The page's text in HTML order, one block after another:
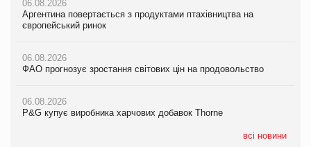
06.08.2026
Аргентина повертається з продуктами птахівництва на
європейський ринок
06.08.2026
ФАО прогнозує зростання світових цін на продовольство
06.08.2026
P&G купує виробника харчових добавок Thorne
всі новини
05.08.2026
новинки від ТМ ТОКЕРИ
06.08.2026
Аргентина повертається з продуктами птахівництва на
європейський ринок
06.08.2026
ФАО прогнозує зростання світових цін на продовольство
06.08.2026
P&G купує виробника харчових добавок Thorne